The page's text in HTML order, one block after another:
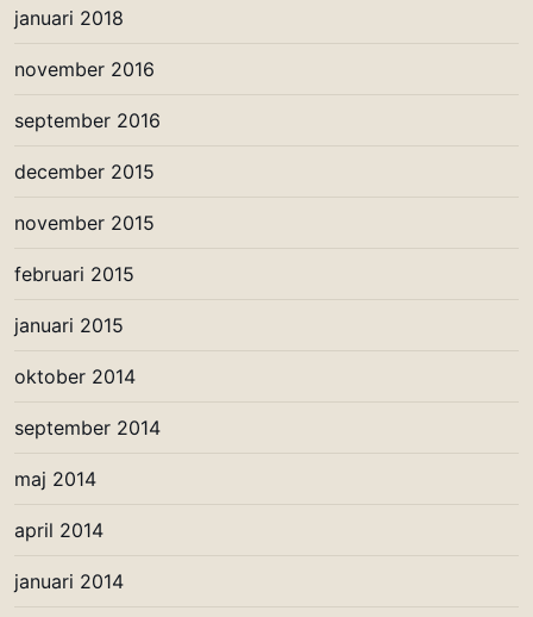
januari 2018
november 2016
september 2016
december 2015
november 2015
februari 2015
januari 2015
oktober 2014
september 2014
maj 2014
april 2014
januari 2014